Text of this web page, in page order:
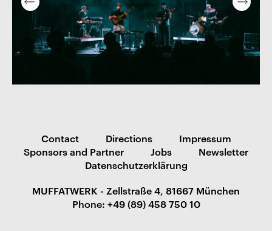
Contact Directions
Impressum
Sponsors and Partner
Jobs
Newsletter
Datenschutzerklärung
MUFFATWERK - Zellstraße 4, 81667 München
Phone: +49 (89) 458 750 10